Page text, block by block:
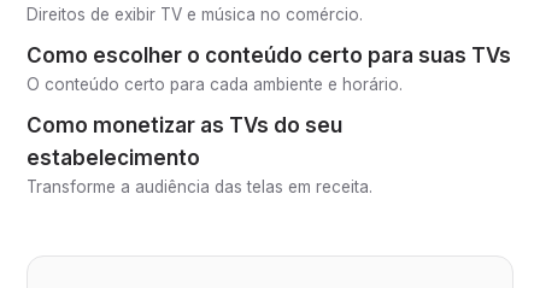
Direitos de exibir TV e música no comércio.
Como escolher o conteúdo certo para suas TVs
O conteúdo certo para cada ambiente e horário.
Como monetizar as TVs do seu
estabelecimento
Transforme a audiência das telas em receita.